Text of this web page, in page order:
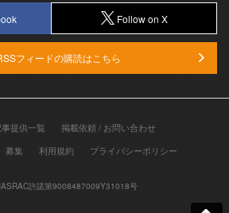
Follow on X
フィードの購読はこちら
提供一覧
掲載依頼 / お問い合わせ
募集
利用規約 プライバシーポリシー
許諾第9008487009Y31018号